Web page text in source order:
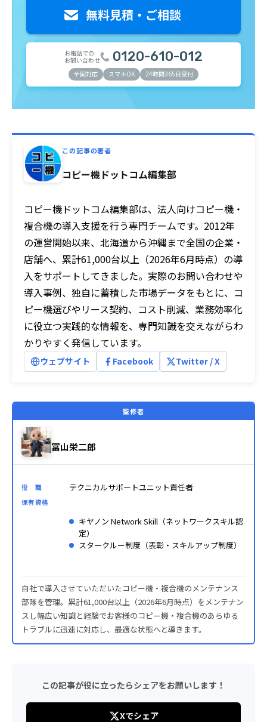
お電話での
お問い合わせ
0120-610-012
全国対応 スマホOK 24時間365日受付
この記事の著者
コピー機ドットコム編集部
コピー機ドットコム編集部は、法人向けコピー機・
複合機の導入支援を行う専門チームです。2012年
の運営開始以来、北海道から沖縄まで全国の企業・
店舗へ、累計61,000台以上（2026年6月時点）の導
入をサポートしてきました。実際のお問い合わせや
導入事例、独自に蓄積した市場データをもとに、コ
ピー機選びやリース契約、コスト削減、業務効率化
に役立つ実践的な情報を、専門知識を交えながらわ
かりやすく発信しています。
ウェブサイト Facebook Twitter / X
監修者
冨山栄二郎
役 職 テクニカルサポートユニット責任者
保有資格
キヤノン Network Skill（ネットワークスキル認
定）
スタークルー制度（表彰・スキルアップ制度）
自社で導入させていただいたコピー機・複合機のメンテナンス
部隊を管理。累計61,000台以上（2026年6月時点）をメンテナン
スし幅広い知識と経験でお客様のコピー機・複合機のあらゆる
トラブルに迅速に対応し、最適な状態へと導きます。
この記事が役に立ったらシェアをお願いします！
Xでシェア